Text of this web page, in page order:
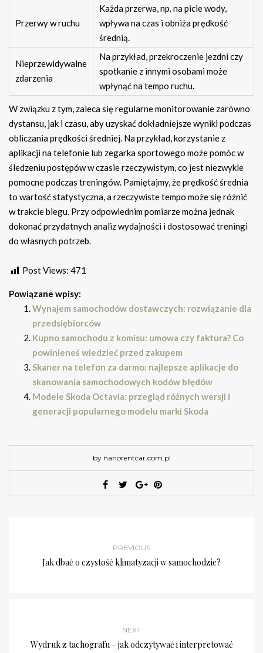
Przerwy w ruchu
Każda przerwa, np. na picie wody,
wpływa na czas i obniża prędkość
średnią.
Nieprzewidywalne
zdarzenia
Na przykład, przekroczenie jezdni czy
spotkanie z innymi osobami może
wpłynąć na tempo ruchu.
W związku z tym, zaleca się regularne monitorowanie zarówno
dystansu, jak i czasu, aby uzyskać dokładniejsze wyniki podczas
obliczania prędkości średniej. Na przykład, korzystanie z
aplikacji na telefonie lub zegarka sportowego może pomóc w
śledzeniu postępów w czasie rzeczywistym, co jest niezwykle
pomocne podczas treningów. Pamiętajmy, że prędkość średnia
to wartość statystyczna, a rzeczywiste tempo może się różnić
w trakcie biegu. Przy odpowiednim pomiarze można jednak
dokonać przydatnych analiz wydajności i dostosować treningi
do własnych potrzeb.
Post Views: 471
Powiązane wpisy:
Wynajem samochodów dostawczych: rozwiązanie dla
przedsiębiorców
Kupno samochodu z komisu: umowa czy faktura? Co
powinieneś wiedzieć przed zakupem
Skaner na telefon za darmo: najlepsze aplikacje do
skanowania samochodowych kodów błędów
Modele Skoda Octavia: przegląd różnych wersji i
generacji popularnego modelu marki Skoda
by nanorentcar.com.pl
PREVIOUS
Jak dbać o czystość klimatyzacji w samochodzie?
NEXT
Wydruk z tachografu – jak odczytywać i interpretować